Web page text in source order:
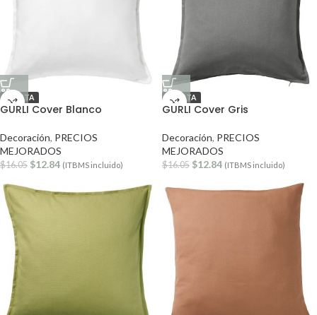
OFERTA
GURLI Cover Blanco
Decoración, PRECIOS
MEJORADOS
$16.05 $12.84 (ITBMS incluido)
OFERTA
GURLI Cover Gris
Decoración, PRECIOS
MEJORADOS
$16.05 $12.84 (ITBMS incluido)